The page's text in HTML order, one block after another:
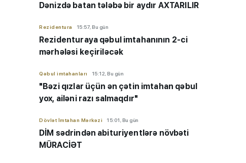
Dənizdə batan tələbə bir aydır AXTARILIR
Rezidentura 15:57, Bu gün
Rezidenturaya qəbul imtahanının 2-ci
mərhələsi keçiriləcək
Qəbul imtahanları 15:12, Bu gün
"Bəzi qızlar üçün ən çətin imtahan qəbul
yox, ailəni razı salmaqdır"
Dövlət İmtahan Mərkəzi 15:01, Bu gün
DİM sədrindən abituriyent ​​​​​​​lərə növbəti
MÜRACİƏT